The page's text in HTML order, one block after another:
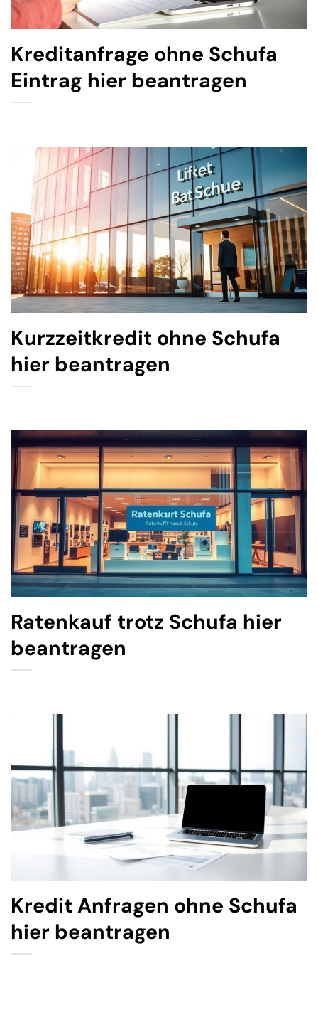
Kreditanfrage ohne Schufa
Eintrag hier beantragen
Kurzzeitkredit ohne Schufa
hier beantragen
Ratenkauf trotz Schufa hier
beantragen
Kredit Anfragen ohne Schufa
hier beantragen